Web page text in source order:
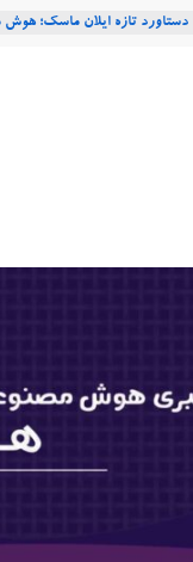
دستاورد تازه ایلان ماسک؛ هوش